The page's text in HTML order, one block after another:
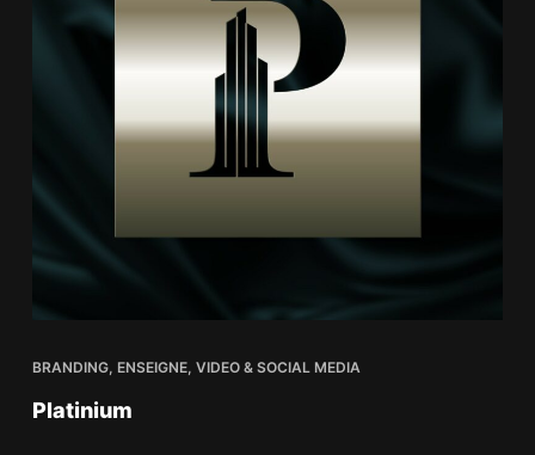
BRANDING, ENSEIGNE, VIDEO & SOCIAL MEDIA
Platinium